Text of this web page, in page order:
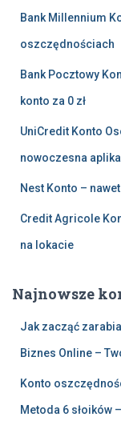
Bank Millennium
oszczędnościach
Bank Pocztowy
konto za 0 zł
UniCredit Konto
nowoczesna
Nest Konto –
Credit Agricole
na lokacie
Najnowsze
Jak zacząć
Biznes Online –
Konto
Metoda 6 słoików